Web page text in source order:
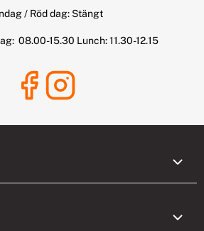
/ Röd dag: Stängt
08.00-15.30 Lunch: 11.30-12.15